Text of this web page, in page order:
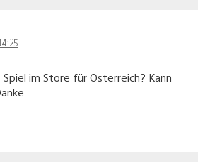
Spiel im Store für Österreich? Kann